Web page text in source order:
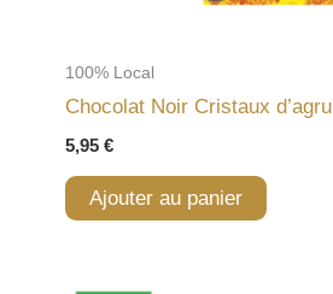
100% Local
Chocolat Noir Cristaux
5,95 €
Ajouter au panier